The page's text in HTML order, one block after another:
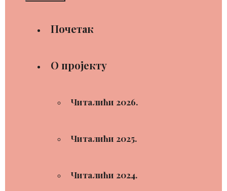
Почетак
О пројекту
Читалићи 2026.
Читалићи 2025.
Читалићи 2024.